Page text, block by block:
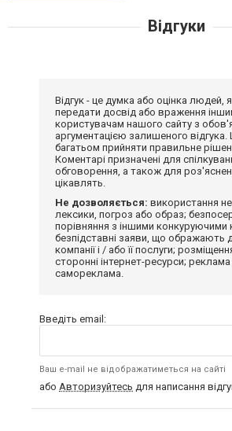
Відгуки
Відгук - це думка або оцінка людей,
передати досвід або враження
користувачам нашого сайту з
аргументацією залишеного
багатьом прийняти правильне
Коментарі призначені для
обговорення, а також для
цікавлять.
Не дозволяється: використання
лексики, погроз або образ;
порівняння з іншими конкуруючими
безпідставні заяви, що ображають
компанії і / або її послуги;
сторонні інтернет-ресурси; реклама
самореклама.
Введіть email:
Ваш e-mail не відображатиметься на сайті
або Авторизуйтесь для написання